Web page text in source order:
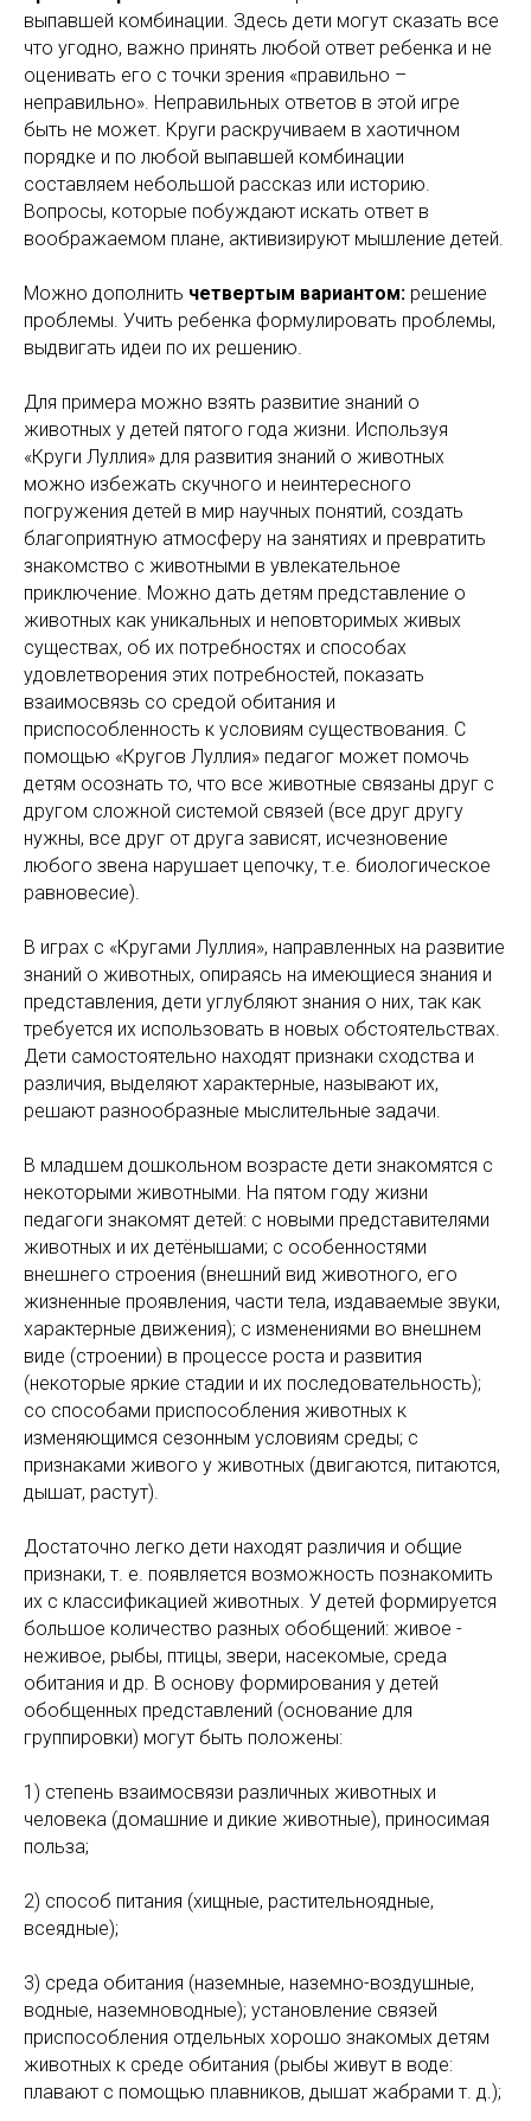
выпавшей комбинации. Здесь дети могут сказать все
что угодно, важно принять любой ответ ребенка и не
оценивать его с точки зрения «правильно –
неправильно». Неправильных ответов в этой игре
быть не может. Круги раскручиваем в хаотичном
порядке и по любой выпавшей комбинации
составляем небольшой рассказ или историю.
Вопросы, которые побуждают искать ответ в
воображаемом плане, активизируют мышление детей.
Можно дополнить четвертым вариантом: решение
проблемы. Учить ребенка формулировать проблемы,
выдвигать идеи по их решению.
Для примера можно взять развитие знаний о
животных у детей пятого года жизни. Используя
«Круги Луллия» для развития знаний о животных
можно избежать скучного и неинтересного
погружения детей в мир научных понятий, создать
благоприятную атмосферу на занятиях и превратить
знакомство с животными в увлекательное
приключение. Можно дать детям представление о
животных как уникальных и неповторимых живых
существах, об их потребностях и способах
удовлетворения этих потребностей, показать
взаимосвязь со средой обитания и
приспособленность к условиям существования. С
помощью «Кругов Луллия» педагог может помочь
детям осознать то, что все животные связаны друг с
другом сложной системой связей (все друг другу
нужны, все друг от друга зависят, исчезновение
любого звена нарушает цепочку, т.е. биологическое
равновесие).
В играх с «Кругами Луллия», направленных на развитие
знаний о животных, опираясь на имеющиеся знания и
представления, дети углубляют знания о них, так как
требуется их использовать в новых обстоятельствах.
Дети самостоятельно находят признаки сходства и
различия, выделяют характерные, называют их,
решают разнообразные мыслительные задачи.
В младшем дошкольном возрасте дети знакомятся с
некоторыми животными. На пятом году жизни
педагоги знакомят детей: с новыми представителями
животных и их детёнышами; с особенностями
внешнего строения (внешний вид животного, его
жизненные проявления, части тела, издаваемые звуки,
характерные движения); с изменениями во внешнем
виде (строении) в процессе роста и развития
(некоторые яркие стадии и их последовательность);
со способами приспособления животных к
изменяющимся сезонным условиям среды; с
признаками живого у животных (двигаются, питаются,
дышат, растут).
Достаточно легко дети находят различия и общие
признаки, т. е. появляется возможность познакомить
их с классификацией животных. У детей формируется
большое количество разных обобщений: живое -
неживое, рыбы, птицы, звери, насекомые, среда
обитания и др. В основу формирования у детей
обобщенных представлений (основание для
группировки) могут быть положены:
1) степень взаимосвязи различных животных и
человека (домашние и дикие животные), приносимая
польза;
2) способ питания (хищные, растительноядные,
всеядные);
3) среда обитания (наземные, наземно-воздушные,
водные, наземноводные); установление связей
приспособления отдельных хорошо знакомых детям
животных к среде обитания (рыбы живут в воде:
плавают с помощью плавников, дышат жабрами т. д.);